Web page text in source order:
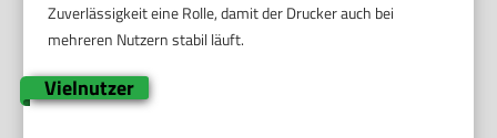
Zuverlässigkeit eine Rolle, damit der Drucker auch bei
mehreren Nutzern stabil läuft.
Vielnutzer